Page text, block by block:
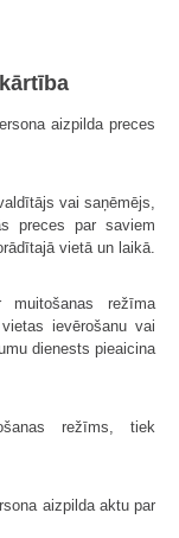
aizpilda preces
vai saņēmējs,
preces par saviem
vietā un laikā.
režīma
ievērošanu vai
dienests pieaicina
režīms, tiek
aizpilda aktu par